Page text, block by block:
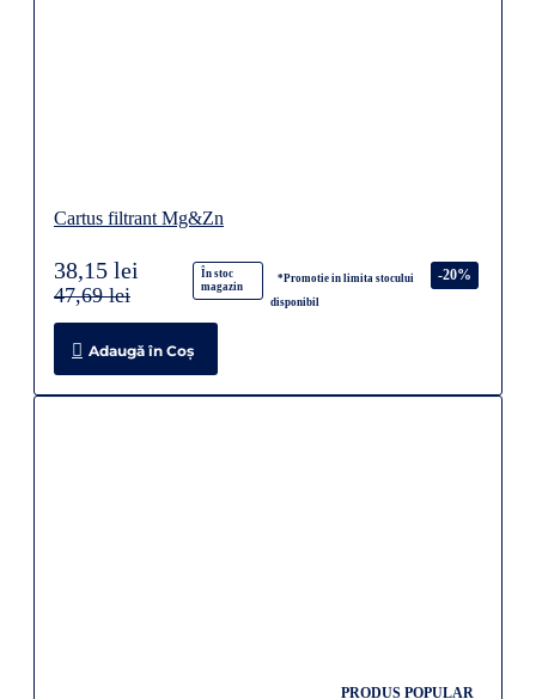
Cartus filtrant Mg&Zn
În stoc
magazin
*Promotie in limita stocului
disponibil
-20%
38,15 lei
47,69 lei
Adaugă în Coş
PRODUS POPULAR